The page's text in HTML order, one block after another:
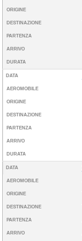
ORIGINE
DESTINAZIONE
PARTENZA
ARRIVO
DURATA
DATA
AEROMOBILE
ORIGINE
DESTINAZIONE
PARTENZA
ARRIVO
DURATA
DATA
AEROMOBILE
ORIGINE
DESTINAZIONE
PARTENZA
ARRIVO